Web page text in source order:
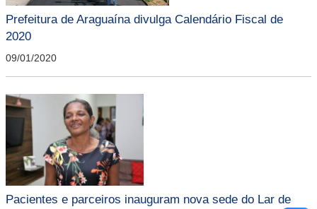
Prefeitura de Araguaína divulga Calendário Fiscal de
2020
09/01/2020
Pacientes e parceiros inauguram nova sede do Lar de